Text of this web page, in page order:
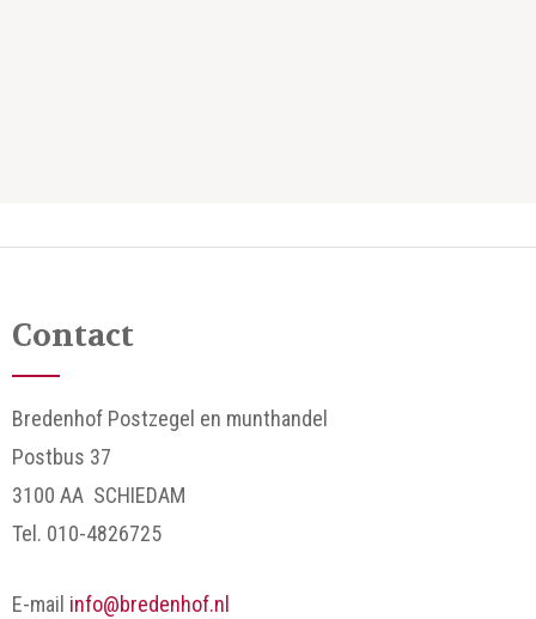
Contact
Bredenhof Postzegel en munthandel
Postbus 37
3100 AA SCHIEDAM
Tel. 010-4826725
E-mail info@bredenhof.nl